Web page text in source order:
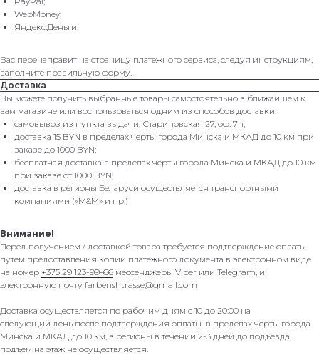
WebMoney;
Яндекс.Деньги.
Вас перенаправит на страницу платежного сервиса, следуя инструкциям,
заполните правильную форму.
Доставка
Вы можете получить выбранные товары самостоятельно в ближайшем к
вам магазине или воспользоваться одним из способов доставки:
самовывоз из пункта выдачи: Стариновская 27, оф. 7н;
доставка 15 BYN в пределах черты города Минска и МКАД до 10 км при
заказе до 1000 BYN;
бесплатная доставка в пределах черты города Минска и МКАД до 10 км
при заказе от 1000 BYN;
доставка в регионы Беларуси осуществляется транспортными
компаниями («M&M» и пр.)
Внимание!
Перед получением / доставкой товара требуется подтверждение оплаты
путем предоставления копии платежного документа в электронном виде
на номер +375 29 123-99-66 мессенджеры Viber или Telegram, и
электронную почту farbenshtrasse@gmail.com
Доставка осуществляется по рабочим дням с 10 до 20:00 на
следующий день после подтверждения оплаты в пределах черты города
Минска и МКАД до 10 км, в регионы в течении 2-3 дней до подъезда,
подъем на этаж не осуществляется.